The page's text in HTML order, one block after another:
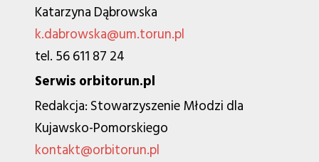
Katarzyna Dąbrowska
k.dabrowska@um.torun.pl
tel. 56 611 87 24
Serwis orbitorun.pl
Redakcja: Stowarzyszenie Młodzi dla
Kujawsko-Pomorskiego
kontakt@orbitorun.pl